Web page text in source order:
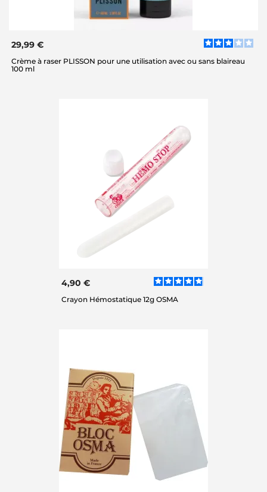
29,99 €
Crème à raser PLISSON pour une utilisation avec ou sans blaireau
100 ml
4,90 €
Crayon Hémostatique 12g OSMA